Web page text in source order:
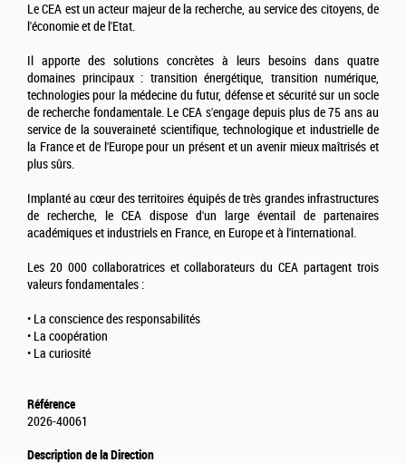
Le CEA est un acteur majeur de la recherche, au service des citoyens, de
l'économie et de l'Etat.
Il apporte des solutions concrètes à leurs besoins dans quatre
domaines principaux : transition énergétique, transition numérique,
technologies pour la médecine du futur, défense et sécurité sur un socle
de recherche fondamentale. Le CEA s'engage depuis plus de 75 ans au
service de la souveraineté scientifique, technologique et industrielle de
la France et de l'Europe pour un présent et un avenir mieux maîtrisés et
plus sûrs.
Implanté au cœur des territoires équipés de très grandes infrastructures
de recherche, le CEA dispose d'un large éventail de partenaires
académiques et industriels en France, en Europe et à l'international.
Les 20 000 collaboratrices et collaborateurs du CEA partagent trois
valeurs fondamentales :
• La conscience des responsabilités
• La coopération
• La curiosité
Référence
2026-40061
Description de la Direction